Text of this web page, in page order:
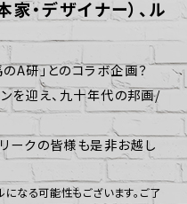
家・デザイナー）、ル
A研」とのコラボ企画？
を迎え、九十年代の邦画/
ークの皆様も是非お越し
なる可能性もございます。ご了